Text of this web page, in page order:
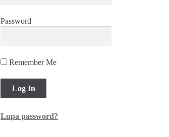
Password
Remember Me
Lupa password?